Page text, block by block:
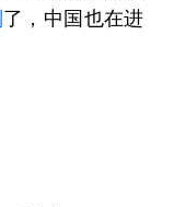
了，中国也在进